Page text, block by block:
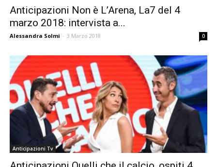
Anticipazioni Non è L’Arena, La7 del 4
marzo 2018: intervista a...
Alessandra Solmi - 3 Marzo 2018 0
Anticipazioni Tv